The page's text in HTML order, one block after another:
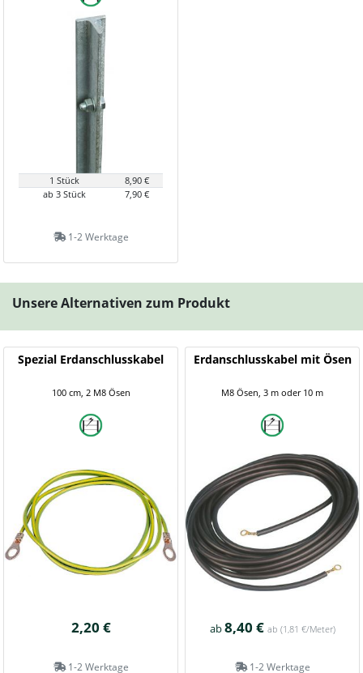
1 Stück
8,90 €
ab 3 Stück
7,90 €
1-2 Werktage
Unsere Alternativen zum Produkt
Spezial Erdanschlusskabel
100 cm, 2 M8 Ösen
2,20 €
1-2 Werktage
Erdanschlusskabel mit Ösen
M8 Ösen, 3 m oder 10 m
ab8,40 € ab (1,81 €/Meter)
1-2 Werktage